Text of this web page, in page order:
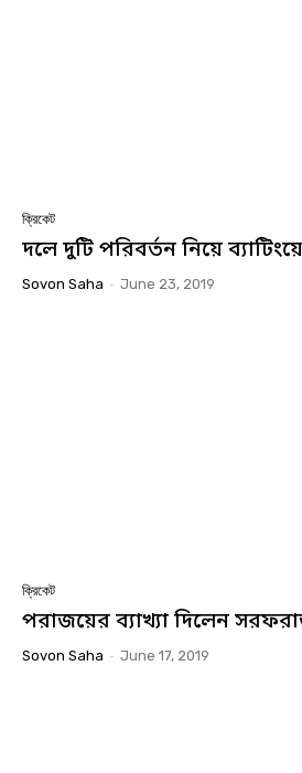
ক্রিকেট
দলে দুটি পরিবর্তন নিয়ে
Sovon Saha - June 23, 2019
ক্রিকেট
পরাজয়ের ব্যাখ্যা দিলেন
Sovon Saha - June 17, 2019